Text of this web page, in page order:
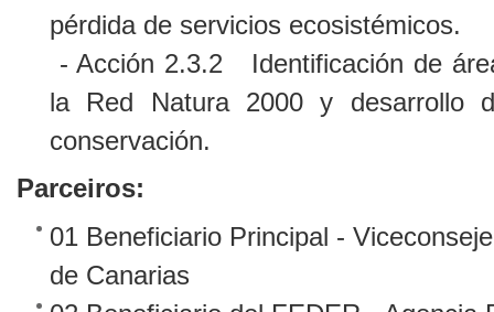
pérdida de servicios ecosistémicos.
- Acción 2.3.2 Identificación de
la Red Natura 2000 y desarrollo
conservación.
Parceiros:
01 Beneficiario Principal -
de Canarias